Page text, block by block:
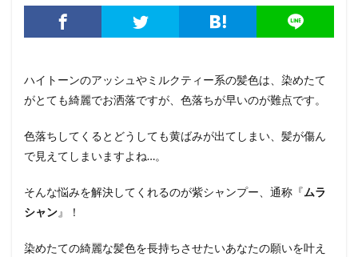
ハイトーンのアッシュやミルクティー系の髪色は、染めたて
がとても綺麗でお洒落ですが、色落ちが早いのが難点です。
色落ちしてくるとどうしても黄ばみが出てしまい、髪が傷ん
で見えてしまいますよね…。
そんな悩みを解決してくれるのが紫シャンプー、通称『ムラ
シャン』！
染めたての綺麗な髪色を長持ちさせたいあなたの願いを叶え